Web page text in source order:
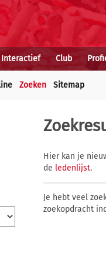
Interactief Club
Zoeken Sitemap
Hier kan je
de ledenlijst.
Je hebt veel
zoekopdracht